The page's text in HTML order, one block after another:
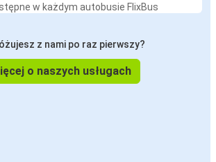
w każdym autobusie FlixBus
z nami po raz pierwszy?
o naszych usługach